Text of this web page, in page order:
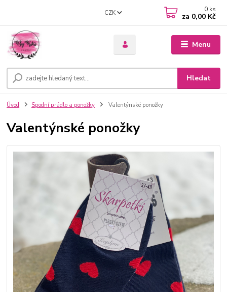
Menu
CZK
Hledat
0 ks
za 0,00 Kč
Úvod Spodní prádlo a ponožky Valentýnské ponožky
Valentýnské ponožky